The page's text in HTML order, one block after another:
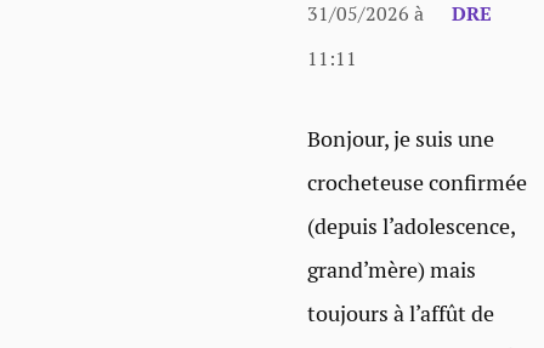
31/05/2026 à
11:11
DRE
Bonjour, je suis une
crocheteuse confirmée
(depuis l’adolescence,
grand’mère) mais
toujours à l’affût de